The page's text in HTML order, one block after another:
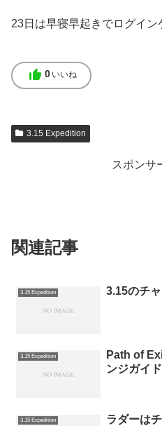
23日は早寝早起きでログイン
thumb_up 0 いいね
3.15 Expedition
スポンサ
関連記事
3.15 Expedition 3.15のチ
3.15 Expedition
Path of
ンジガイド
3.15 Expedition
ラダーは